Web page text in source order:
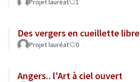
Projet lauréat 1
Des vergers en cueillette libre
Projet lauréat 0
Angers.. l'Art à ciel ouvert